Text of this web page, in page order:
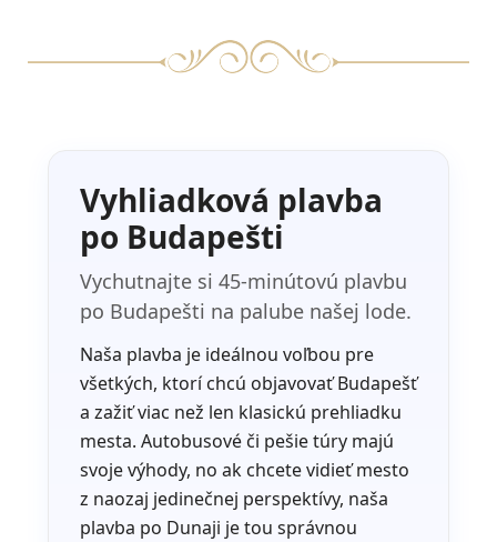
Vyhliadková plavba
po Budapešti
Vychutnajte si 45-minútovú plavbu
po Budapešti na palube našej lode.
Naša plavba je ideálnou voľbou pre
všetkých, ktorí chcú objavovať Budapešť
a zažiť viac než len klasickú prehliadku
mesta. Autobusové či pešie túry majú
svoje výhody, no ak chcete vidieť mesto
z naozaj jedinečnej perspektívy, naša
plavba po Dunaji je tou správnou